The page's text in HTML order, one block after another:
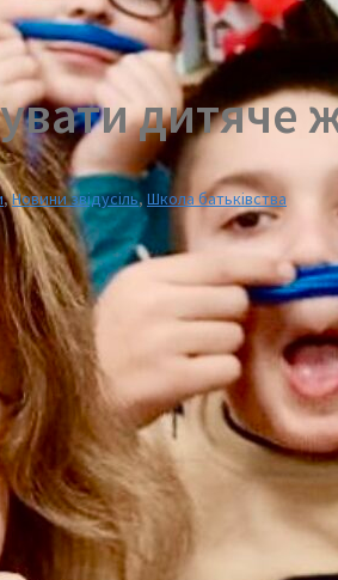
дитяче
,Новини звідусіль,Школа батьківства